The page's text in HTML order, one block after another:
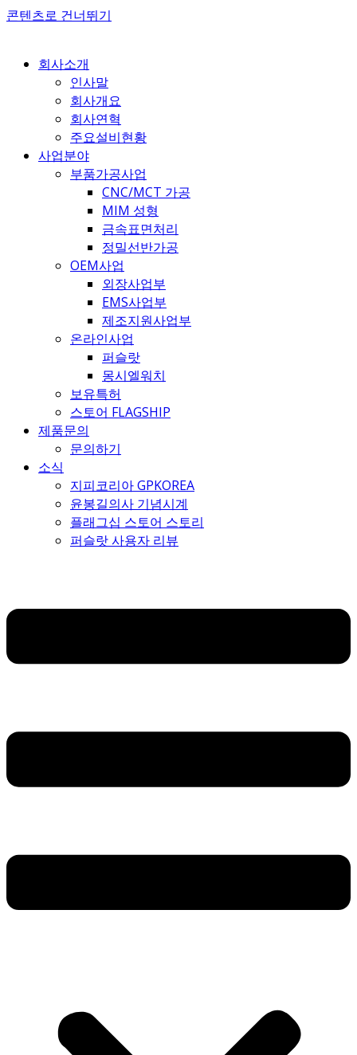
콘텐츠로 건너뛰기
회사소개
인사말
회사개요
회사연혁
주요설비현황
사업분야
부품가공사업
CNC/MCT 가공
MIM 성형
금속표면처리
정밀선반가공
OEM사업
외장사업부
EMS사업부
제조지원사업부
온라인사업
퍼슬랏
몽시엘워치
보유특허
스토어 FLAGSHIP
제품문의
문의하기
소식
지피코리아 GPKOREA
윤봉길의사 기념시계
플래그십 스토어 스토리
퍼슬랏 사용자 리뷰